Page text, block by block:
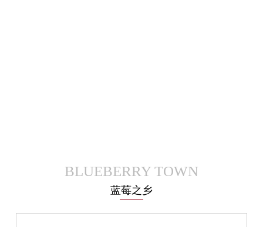
BLUEBERRY TOWN
蓝莓之乡